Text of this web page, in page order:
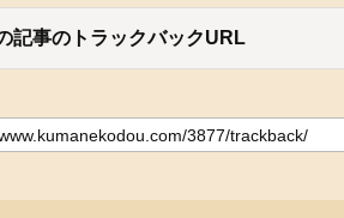
記事のトラックバックURL